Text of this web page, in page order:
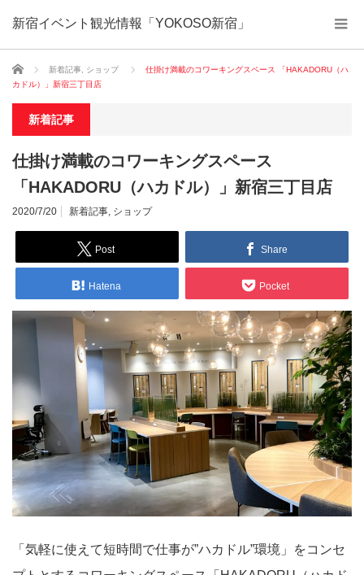
新宿イベント観光情報「YOKOSO新宿」
ホーム 新着記事 ショップ
仕掛け満載のコワーキングスペース 「HAKADORU（ハ
カドル）」新宿三丁目店
新着記事
仕掛け満載のコワーキングスペース
「HAKADORU（ハカドル）」新宿三丁目店
2020/7/20 新着記事, ショップ
Post Share
Hatena Pocket
「気軽に使えて短時間で仕事が”ハカドル”環境」をコンセ